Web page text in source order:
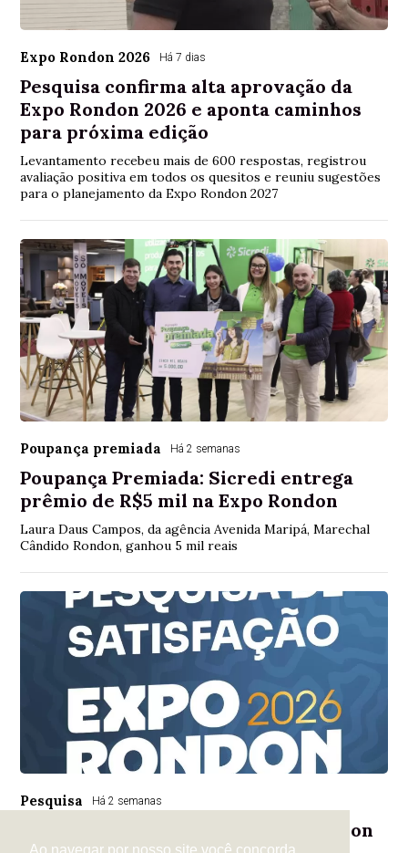
Expo Rondon 2026 Há 7 dias
Pesquisa confirma alta aprovação da
Expo Rondon 2026 e aponta caminhos
para próxima edição
Levantamento recebeu mais de 600 respostas, registrou
avaliação positiva em todos os quesitos e reuniu sugestões
para o planejamento da Expo Rondon 2027
Poupança premiada Há 2 semanas
Poupança Premiada: Sicredi entrega
prêmio de R$5 mil na Expo Rondon
Laura Daus Campos, da agência Avenida Maripá, Marechal
Cândido Rondon, ganhou 5 mil reais
Pesquisa Há 2 semanas
Pesquisa de satisfação da Expo Rondon